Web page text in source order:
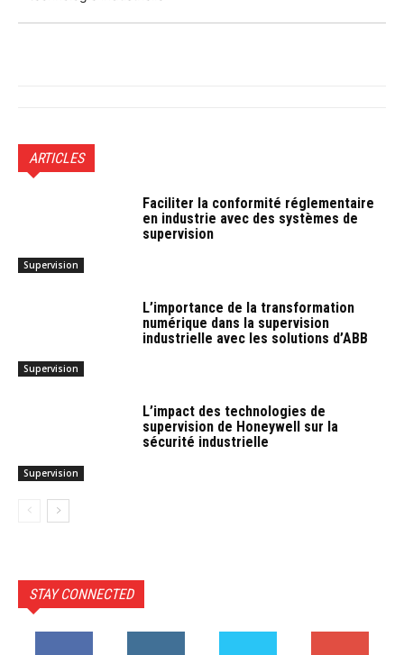
ARTICLES
Supervision
Faciliter la conformité réglementaire
en industrie avec des systèmes de
supervision
Supervision
L’importance de la transformation
numérique dans la supervision
industrielle avec les solutions d’ABB
Supervision
L’impact des technologies de
supervision de Honeywell sur la
sécurité industrielle
STAY CONNECTED